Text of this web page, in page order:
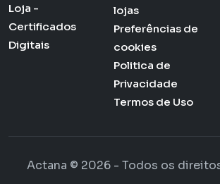
Loja -
Certificados
Digitais
lojas
Preferências de
cookies
Politica de
Privacidade
Termos de Uso
Actana © 2026 - Todos os